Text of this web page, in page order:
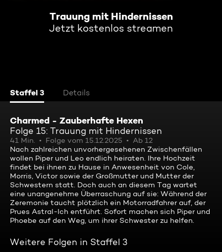
Trauung mit Hindernissen
Jetzt kostenlos streamen
Staffel 3 Details
Charmed - Zauberhafte Hexen
Folge 15: Trauung mit Hindernissen
41 Min. Folge vom 15.12.2025
Ab 12
Nach zahlreichen unvorhergesehenen Zwischenfällen
wollen Piper und Leo endlich heiraten. Ihre Hochzeit
findet bei ihnen zu Hause in Anwesenheit von Cole,
Morris, Victor sowie der Großmutter und Mutter der
Schwestern statt. Doch auch an diesem Tag wartet
eine unangenehme Überraschung auf sie: Während der
Zeremonie taucht plötzlich ein Motorradfahrer auf, der
Prues Astral-Ich entführt. Sofort machen sich Piper und
Phoebe auf den Weg, um ihrer Schwester zu helfen.
Weitere Folgen in Staffel 3